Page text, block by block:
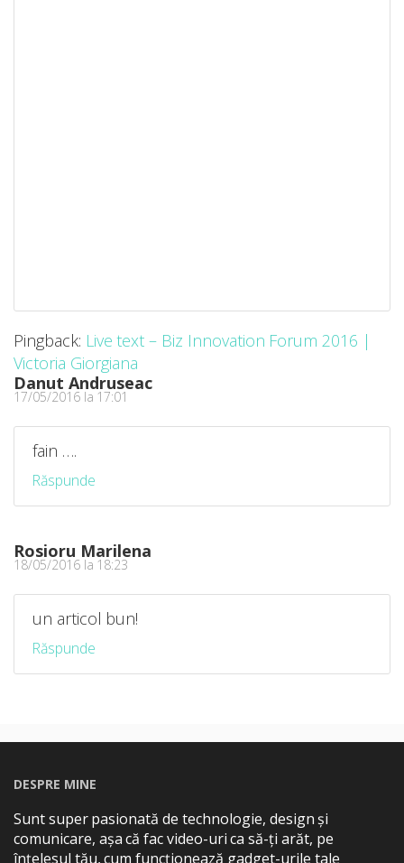
Pingback: Live text – Biz Innovation Forum 2016 |
Victoria Giorgiana
Danut Andruseac
17/05/2016 la 17:01
fain ….
Răspunde
Rosioru Marilena
18/05/2016 la 18:23
un articol bun!
Răspunde
DESPRE MINE
Sunt super pasionată de technologie, design și
comunicare, așa că fac video-uri ca să-ți arăt, pe
înțelesul tău, cum funcționează gadget-urile tale